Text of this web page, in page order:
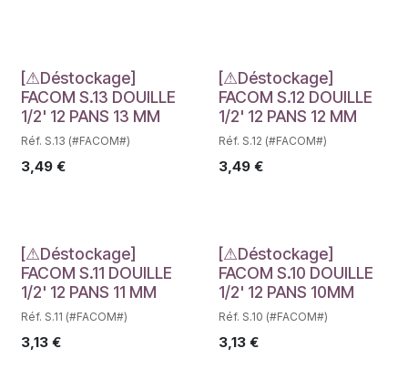
Déstockage
[⚠Déstockage]
FACOM S.13 DOUILLE
1/2' 12 PANS 13 MM
Réf. S.13 (#FACOM#)
3,49 €
Déstockage
[⚠Déstockage]
FACOM S.12 DOUILLE
1/2' 12 PANS 12 MM
Réf. S.12 (#FACOM#)
3,49€
Déstockage
[⚠Déstockage]
FACOM S.11 DOUILLE
1/2' 12 PANS 11 MM
Réf. S.11 (#FACOM#)
3,13 €
Déstockage
[⚠Déstockage]
FACOM S.10 DOUILLE
1/2' 12 PANS 10MM
Réf. S.10 (#FACOM#)
3,13€